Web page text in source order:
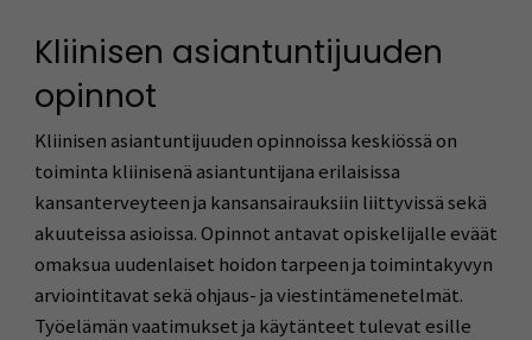
Kliinisen asiantuntijuuden
opinnot
Kliinisen asiantuntijuuden opinnoissa keskiössä on
toiminta kliinisenä asiantuntijana erilaisissa
kansanterveyteen ja kansansairauksiin liittyvissä sekä
akuuteissa asioissa. Opinnot antavat opiskelijalle eväät
omaksua uudenlaiset hoidon tarpeen ja toimintakyvyn
arviointitavat sekä ohjaus- ja viestintämenetelmät.
Työelämän vaatimukset ja käytänteet tulevat esille